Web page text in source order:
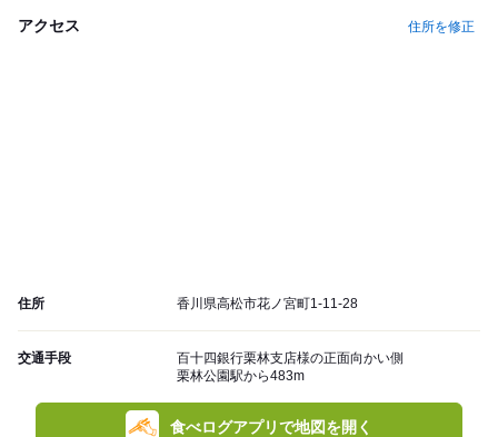
アクセス 住所を修正
住所 香川県高松市花ノ宮町1-11-28
交通手段
百十四銀行栗林支店様の正面向かい側
栗林公園駅から483m
食べログアプリで地図を開く